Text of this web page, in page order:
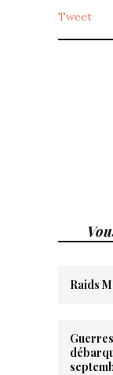
Tweet
Raids